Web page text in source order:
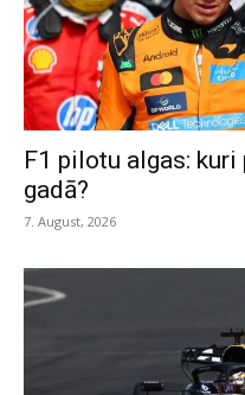
F1 pilotu algas:
gadā?
7. August, 2026